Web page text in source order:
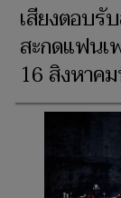
เสียงตอบรั
สะกดแฟนเ
16 สิงหาค